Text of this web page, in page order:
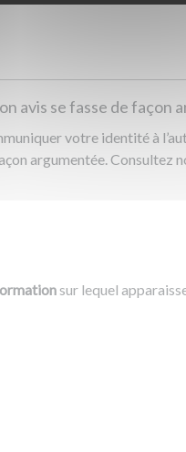
avis se fasse de façon
votre identité à
argumentée. Consultez
sur lequel